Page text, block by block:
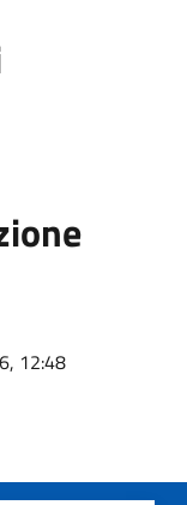
12:48